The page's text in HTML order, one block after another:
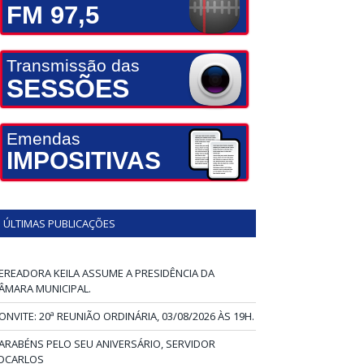
FM 97,5
Transmissão das
SESSÕES
Emendas
IMPOSITIVAS
ÚLTIMAS PUBLICAÇÕES
KEILA ASSUME A PRESIDÊNCIA DA
MUNICIPAL.
20ª REUNIÃO ORDINÁRIA, 03/08/2026 ÀS 19H.
PELO SEU ANIVERSÁRIO, SERVIDOR